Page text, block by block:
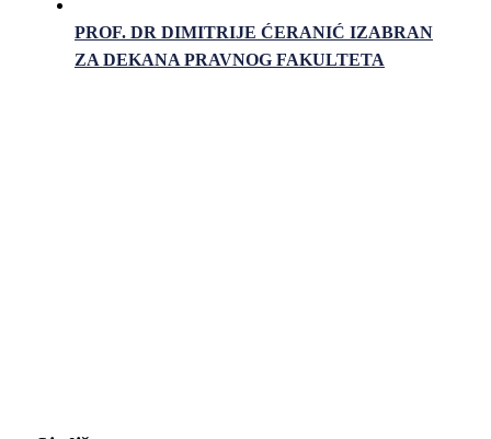
PROF. DR DIMITRIJE ĆERANIĆ IZABRAN
ZA DEKANA PRAVNOG FAKULTETA